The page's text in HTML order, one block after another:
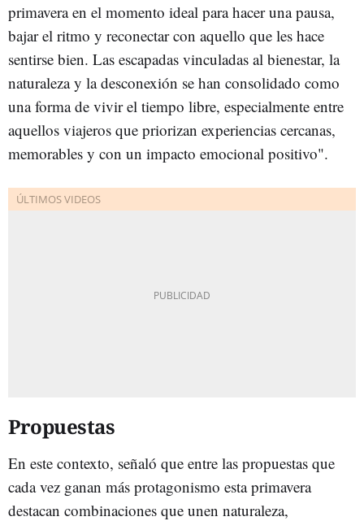
primavera en el momento ideal para hacer una pausa,
bajar el ritmo y reconectar con aquello que les hace
sentirse bien. Las escapadas vinculadas al bienestar, la
naturaleza y la desconexión se han consolidado como
una forma de vivir el tiempo libre, especialmente entre
aquellos viajeros que priorizan experiencias cercanas,
memorables y con un impacto emocional positivo".
Propuestas
En este contexto, señaló que entre las propuestas que
cada vez ganan más protagonismo esta primavera
destacan combinaciones que unen naturaleza,